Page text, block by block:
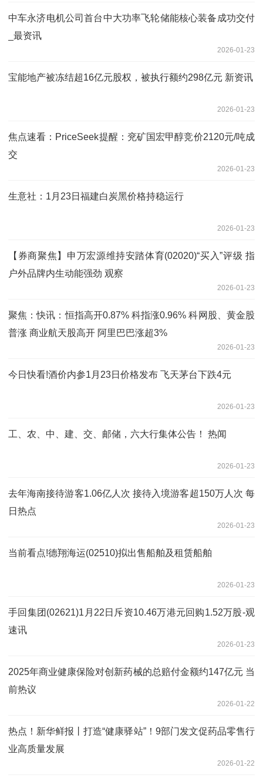
中车永济电机公司首台中大功率飞轮储能核心装备成功交付
_最资讯
2026-01-23
宝能地产被冻结超16亿元股权，被执行额约298亿元 新资讯
2026-01-23
焦点速看：PriceSeek提醒：兖矿国宏甲醇竞价2120元/吨成
交
2026-01-23
生意社：1月23日福建白炭黑价格持稳运行
2026-01-23
【券商聚焦】申万宏源维持安踏体育(02020)“买入”评级 指
户外品牌内生动能强劲 观察
2026-01-23
聚焦：快讯：恒指高开0.87% 科指涨0.96% 科网股、黄金股
普涨 商业航天股高开 阿里巴巴涨超3%
2026-01-23
今日快看!酒价内参1月23日价格发布 飞天茅台下跌4元
2026-01-23
工、农、中、建、交、邮储，六大行集体公告！ 热闻
2026-01-23
去年海南接待游客1.06亿人次 接待入境游客超150万人次 每
日热点
2026-01-23
当前看点!德翔海运(02510)拟出售船舶及租赁船舶
2026-01-23
手回集团(02621)1月22日斥资10.46万港元回购1.52万股-观
速讯
2026-01-23
2025年商业健康保险对创新药械的总赔付金额约147亿元 当
前热议
2026-01-22
热点！新华鲜报丨打造“健康驿站”！9部门发文促药品零售行
业高质量发展
2026-01-22